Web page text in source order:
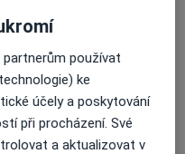
Praha 10
v nové záložce
používat
ke
účely a poskytování
při procházení. Své
a aktualizovat v